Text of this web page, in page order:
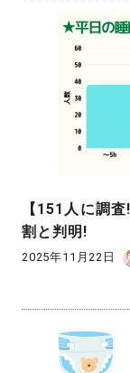
【151人に調
割と判明!
2025年11月22日